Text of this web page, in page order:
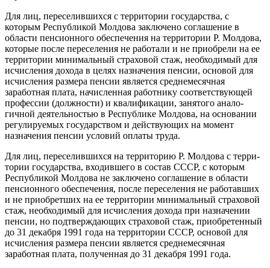
Для лиц, переселившихся с тер­ритории государства, с
которым Республикой Молдова заключено соглашение в
области пенсион­ного обеспечения на территории Р. Молдова,
которые после пересе­ления не работали и не приобрели на ее
территории минимальный страховой стаж, необходимый для
исчисления дохода в целях назна­чения пенсии, основой для
исчисления размера пенсии является среднемесячная
заработная плата, начисленная работнику соответствующей
профессии (должности) и квалификации, занятого анало­
гичной деятельностью в Респуб­лике Молдова, на основании
регу­лируемых государством и действу­ющих на момент
назначения пен­сии условий оплаты труда.
Для лиц, переселившихся на территорию Р. Молдова с терри­
тории государства, входившего в состав СССР, с которым
Респуб­ликой Молдова не заключено соглашение в области
пенсион­ного обеспечения, после пересе­ления не работавших
и не приоб­ретших на ее территории мини­мальный страховой
стаж, необхо­димый для исчисления дохода при назначении
пенсии, но подтверж­дающих страховой стаж, приобре­тенный
до 31 декабря 1991 года на территории СССР, основой для
исчисления размера пенсии явля­ется среднемесячная
заработная плата, полученная до 31 декабря 1991 года.